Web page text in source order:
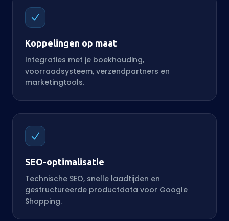
Koppelingen op maat
Integraties met je boekhouding,
voorraadsysteem, verzendpartners en
marketingtools.
SEO-optimalisatie
Technische SEO, snelle laadtijden en
gestructureerde productdata voor Google
Shopping.